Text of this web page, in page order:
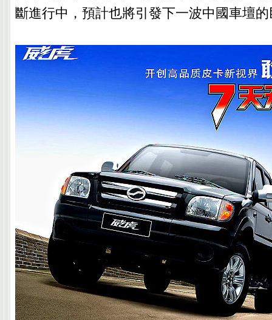
斷進行中，預計也將引發下一波中國車壇